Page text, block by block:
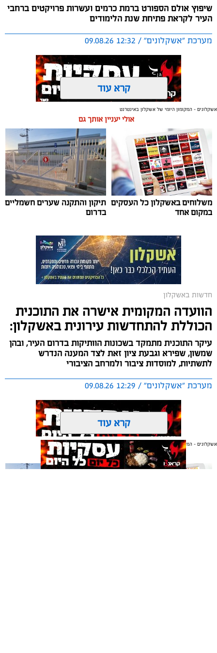
שיפוץ אולם הספורט ברמת כרמים ועשרות פרויקטים ברחבי
העיר לקראת פתיחת שנת הלימודים
מערכת "אשקלונים" / 12:32 09.08.26
תגים: שיפוץ, מוסדות חינוך, אשקלון
במסגרת העבודות באולם הספורט מוחלפת תקרה
האקוסטית, פירוק המערכת הסולארית המותקנת על גג
המבנה, החלפת הגג כולו והתקנת מערכת סולארית חדשה
ומתקדמת
לקראת פתיחת שנת הלימודים תשפ"ז, עיריית אשקלון
ממשיכה להשקיע בשדרוג מוסדות החינוך ברחבי העיר,
הספר רמת כרמים, שיפוצים נרחבים בבתי הספר ובגני
הילדים, במטרה לשפר את התשתיות ולהעניק לתלמידים
ולצוותי החינוך סביבת לימודים בטוחה, מתקדמת ואיכותית.
קרא עוד
אשקלונים - המקומון היומי של אשקלון באינטרנט
אולי יעניין אותך גם
משלוחים באשקלון כל העסקים
במקום אחד
תיקון והתקנה שערים חשמליים
בדרום
חדשות באשקלון
הוועדה המקומית אישרה את התוכנית
הכוללת להתחדשות עירונית באשקלון:
עיקר התוכנית מתמקד בשכונות הוותיקות בדרום העיר, ובהן
שמשון, שפירא וגבעת ציון זאת לצד המענה הנדרש
לתשתיות, למוסדות ציבור ולמרחב הציבורי
מערכת "אשקלונים" / 12:29 09.08.26
אשקלון, התחדשות עירונית
קרא עוד
אשקלונים - המקומון היומי של אשקלון באינטרנט
אולי יעניין אותך גם